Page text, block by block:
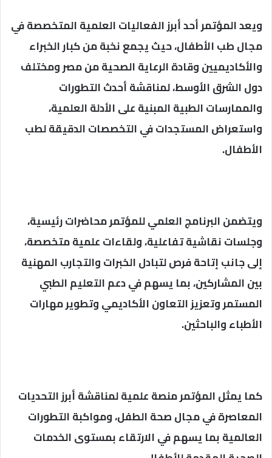
ويعد المؤتمر أحد أبرز الفعاليات العلمية المتخصصة في
مجال طب الأطفال، حيث يجمع نخبة من كبار الخبراء
والأكاديميين وقادة الرعاية الصحية من مصر ومختلف
دول الشرق الأوسط، لمناقشة أحدث التطورات
والممارسات الطبية المبنية على الأدلة العلمية،
واستعراض المستجدات في التخصصات الدقيقة لطب
الأطفال.
ويتضمن البرنامج العلمي للمؤتمر محاضرات رئيسية،
وجلسات نقاشية تفاعلية، ولقاءات علمية متخصصة،
إلى جانب إتاحة فرص لتبادل الخبرات والتجارب المهنية
بين المشاركين، بما يسهم في دعم التعليم الطبي
المستمر وتعزيز التعاون الأكاديمي وتطوير مهارات
الأطباء والباحثين.
كما يمثل المؤتمر منصة علمية لمناقشة أبرز التحديات
المعاصرة في مجال صحة الطفل، ومواكبة التطورات
العالمية بما يسهم في الارتقاء بمستوى الخدمات